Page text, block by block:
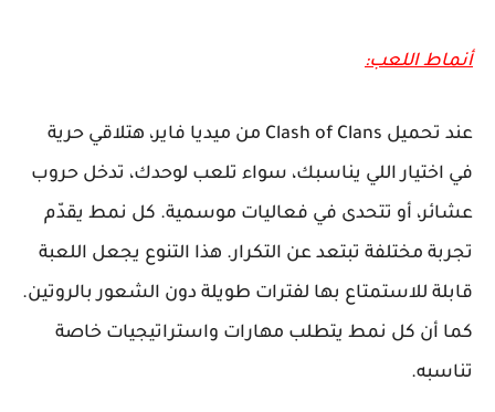
أنماط اللعب:
عند تحميل Clash of Clans من ميديا فاير، هتلاقي حرية
في اختيار اللي يناسبك، سواء تلعب لوحدك، تدخل حروب
عشائر، أو تتحدى في فعاليات موسمية. كل نمط يقدّم
تجربة مختلفة تبتعد عن التكرار. هذا التنوع يجعل اللعبة
قابلة للاستمتاع بها لفترات طويلة دون الشعور بالروتين.
كما أن كل نمط يتطلب مهارات واستراتيجيات خاصة
تناسبه.